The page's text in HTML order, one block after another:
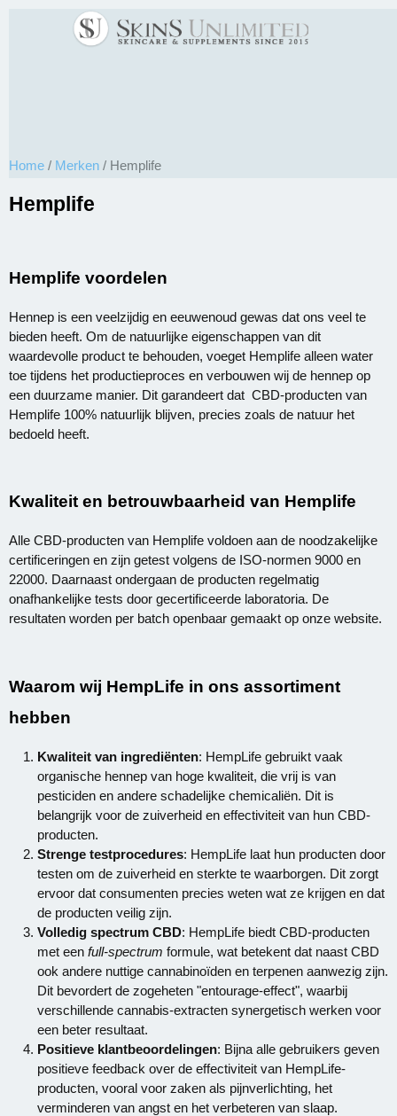
Home / Merken / Hemplife
Hemplife
Hemplife voordelen
Hennep is een veelzijdig en eeuwenoud gewas dat ons veel te
bieden heeft. Om de natuurlijke eigenschappen van dit
waardevolle product te behouden, voeget Hemplife alleen water
toe tijdens het productieproces en verbouwen wij de hennep op
een duurzame manier. Dit garandeert dat CBD-producten van
Hemplife 100% natuurlijk blijven, precies zoals de natuur het
bedoeld heeft.
Kwaliteit en betrouwbaarheid van Hemplife
Alle CBD-producten van Hemplife voldoen aan de noodzakelijke
certificeringen en zijn getest volgens de ISO-normen 9000 en
22000. Daarnaast ondergaan de producten regelmatig
onafhankelijke tests door gecertificeerde laboratoria. De
resultaten worden per batch openbaar gemaakt op onze website.
Waarom wij HempLife in ons assortiment
hebben
Kwaliteit van ingrediënten: HempLife gebruikt vaak
organische hennep van hoge kwaliteit, die vrij is van
pesticiden en andere schadelijke chemicaliën. Dit is
belangrijk voor de zuiverheid en effectiviteit van hun CBD-
producten.
Strenge testprocedures: HempLife laat hun producten door
testen om de zuiverheid en sterkte te waarborgen. Dit zorgt
ervoor dat consumenten precies weten wat ze krijgen en dat
de producten veilig zijn.
Volledig spectrum CBD: HempLife biedt CBD-producten
met een full-spectrum formule, wat betekent dat naast CBD
ook andere nuttige cannabinoïden en terpenen aanwezig zijn.
Dit bevordert de zogeheten "entourage-effect", waarbij
verschillende cannabis-extracten synergetisch werken voor
een beter resultaat.
Positieve klantbeoordelingen: Bijna alle gebruikers geven
positieve feedback over de effectiviteit van HempLife-
producten, vooral voor zaken als pijnverlichting, het
verminderen van angst en het verbeteren van slaap.